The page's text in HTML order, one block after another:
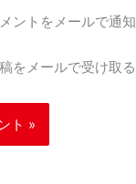
ントをメールで通知
をメールで受け取る